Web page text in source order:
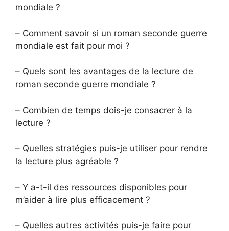
mondiale ?
– Comment savoir si un roman seconde guerre
mondiale est fait pour moi ?
– Quels sont les avantages de la lecture de
roman seconde guerre mondiale ?
– Combien de temps dois-je consacrer à la
lecture ?
– Quelles stratégies puis-je utiliser pour rendre
la lecture plus agréable ?
– Y a-t-il des ressources disponibles pour
m’aider à lire plus efficacement ?
– Quelles autres activités puis-je faire pour